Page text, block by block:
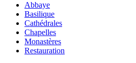
Abbaye
Basilique
Cathédrales
Chapelles
Monastères
Restauration